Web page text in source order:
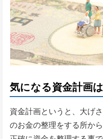
気になる資金計画
資金計画というと、大げ
のお金の整理をする所か